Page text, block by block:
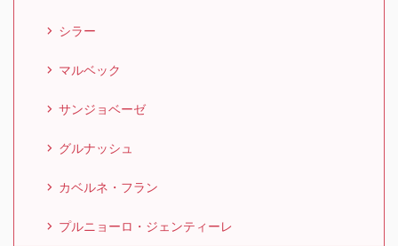
シラー
マルベック
サンジョベーゼ
グルナッシュ
カベルネ・フラン
プルニョーロ・ジェンティーレ